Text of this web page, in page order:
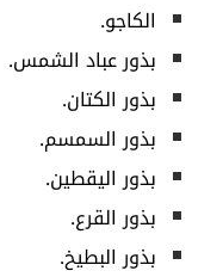
الكاجو.
بذور عباد الشمس.
بذور الكتان.
بذور السمسم.
بذور اليقطين.
بذور القرع.
بذور البطيخ.